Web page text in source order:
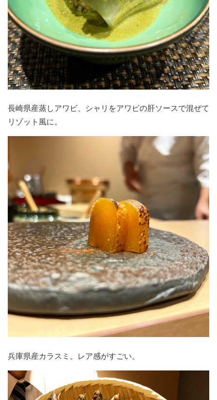
長崎県産蒸しアワビ、シャリをアワビの肝ソースで混ぜて
リゾット風に。
兵庫県産カラスミ。レア感がすごい。